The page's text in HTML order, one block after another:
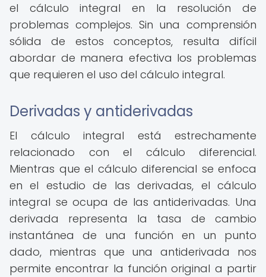
el cálculo integral en la resolución de
problemas complejos. Sin una comprensión
sólida de estos conceptos, resulta difícil
abordar de manera efectiva los problemas
que requieren el uso del cálculo integral.
Derivadas y antiderivadas
El cálculo integral está estrechamente
relacionado con el cálculo diferencial.
Mientras que el cálculo diferencial se enfoca
en el estudio de las derivadas, el cálculo
integral se ocupa de las antiderivadas. Una
derivada representa la tasa de cambio
instantánea de una función en un punto
dado, mientras que una antiderivada nos
permite encontrar la función original a partir